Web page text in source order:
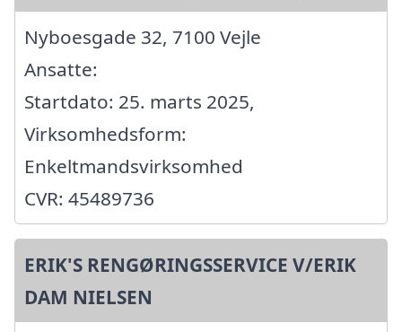
Nyboesgade 32, 7100 Vejle
Ansatte:
Startdato: 25. marts 2025,
Virksomhedsform:
Enkeltmandsvirksomhed
CVR: 45489736
ERIK'S RENGØRINGSSERVICE V/ERIK
DAM NIELSEN